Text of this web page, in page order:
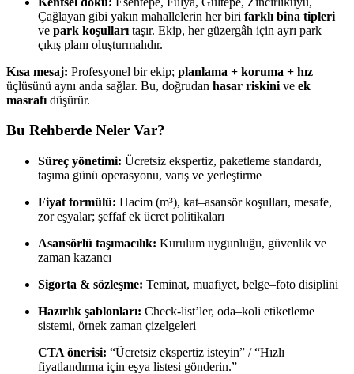
Çağlayan gibi yakın mahallelerin her biri farklı bina tipleri
ve park koşulları taşır. Ekip, her güzergâh için ayrı park–
çıkış planı oluşturmalıdır.
Kısa mesaj: Profesyonel bir ekip; planlama + koruma + hız
üçlüsünü aynı anda sağlar. Bu, doğrudan hasar riskini ve ek
masrafı düşürür.
Bu Rehberde Neler Var?
Süreç yönetimi: Ücretsiz ekspertiz, paketleme standardı,
taşıma günü operasyonu, varış ve yerleştirme
Fiyat formülü: Hacim (m³), kat–asansör koşulları, mesafe,
zor eşyalar; şeffaf ek ücret politikaları
Asansörlü taşımacılık: Kurulum uygunluğu, güvenlik ve
zaman kazancı
Sigorta & sözleşme: Teminat, muafiyet, belge–foto disiplini
Hazırlık şablonları: Check-list’ler, oda–koli etiketleme
sistemi, örnek zaman çizelgeleri
CTA önerisi: “Ücretsiz ekspertiz isteyin” / “Hızlı
fiyatlandırma için eşya listesi gönderin.”